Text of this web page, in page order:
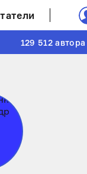
129 512 автора